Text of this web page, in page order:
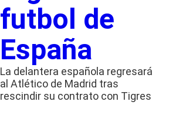
futbol de
España
La delantera española regresará
al Atlético de Madrid tras
rescindir su contrato con Tigres